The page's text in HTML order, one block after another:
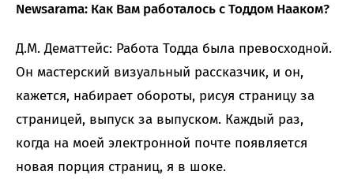
Newsarama: Как Вам работалось с Тоддом Нааком?
Д.М. Дематтейс: Работа Тодда была превосходной.
Он мастерский визуальный рассказчик, и он,
кажется, набирает обороты, рисуя страницу за
страницей, выпуск за выпуском. Каждый раз,
когда на моей электронной почте появляется
новая порция страниц, я в шоке.